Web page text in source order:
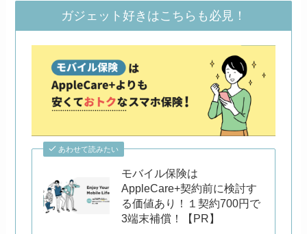
ガジェット好きはこちらも必見！
あわせて読みたい
モバイル保険は
AppleCare+契約前に検討す
る価値あり！１契約700円で
3端末補償！【PR】